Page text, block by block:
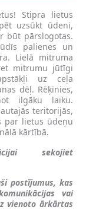
Stipra lietus
uzsūkt ūdeni,
būt pārslogotas.
palienes un
Lielā mitruma
mitrumu jūtīgi
uz ceļa
dēļ. Rēķinies,
ilgāku laiku.
teritorijās,
par lietus ūdeņu
kārtībā.
sekojiet
postījumus, kas
vai
vienoto ārkārtas